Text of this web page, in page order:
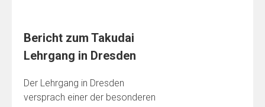
Bericht zum Takudai
Lehrgang in Dresden
Der Lehrgang in Dresden
versprach einer der besonderen